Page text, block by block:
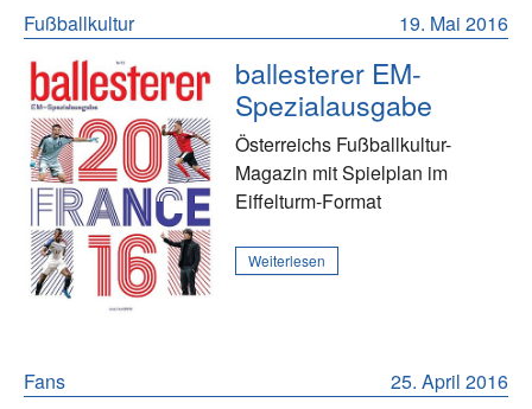
19. Mai 2016
Fußballkultur
ballesterer EM-
Spezialausgabe
Österreichs Fußballkultur-
Magazin mit Spielplan im
Eiffelturm-Format
Weiterlesen
25. April 2016
Fans